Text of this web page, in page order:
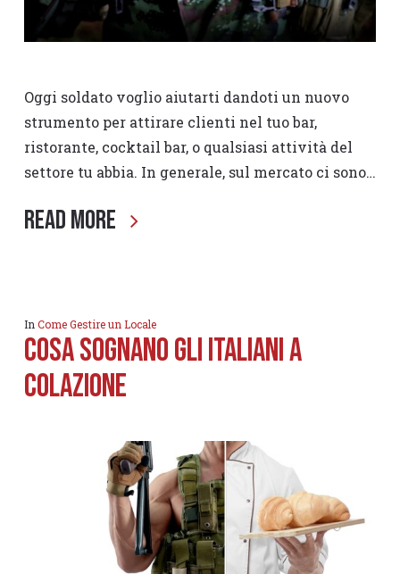
Oggi soldato voglio aiutarti dandoti un nuovo
strumento per attirare clienti nel tuo bar,
ristorante, cocktail bar, o qualsiasi attività del
settore tu abbia. In generale, sul mercato ci sono…
Read More
In Come Gestire un Locale
Cosa sognano gli italiani a
colazione